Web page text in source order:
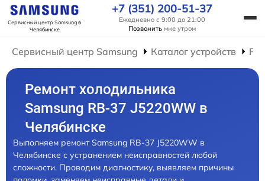
Сервисный центр Samsungв
Челябинске
+7 (351) 200-51-37
Ежедневно с 9:00 до 21:00
Позвонить мне утром
Сервисный центр Samsung Каталог устройств
Ремонт холодильника
Samsung RB-37 J5220WW в
Челябинске
Выполняем ремонт Samsung RB-37 J5220WW в
Челябинске с устранением неисправностей любой
сложности. Проводим диагностику, выявляем причины